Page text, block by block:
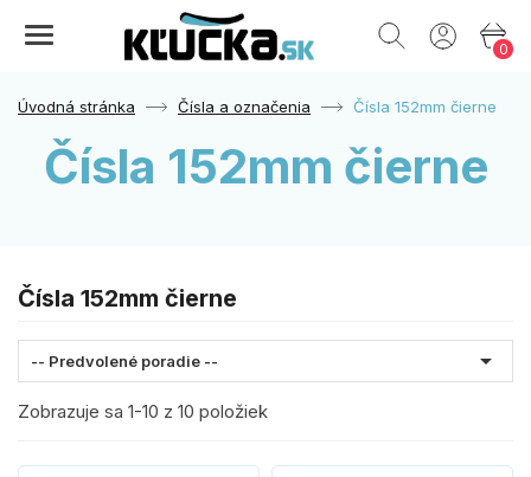
0
Úvodná stránka Čísla a označenia Čísla 152mm čierne
Čísla 152mm čierne
Čísla 152mm čierne
-- Predvolené poradie -- 
Zobrazuje sa 1-10 z 10 položiek